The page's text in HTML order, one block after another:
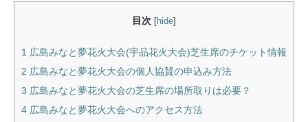
目次 [hide]
1 広島みなと夢花火大会(宇品花火大会)芝生席のチケット情報
2 広島みなと夢花火大会の個人協賛の申込み方法
3 広島みなと夢花火大会の芝生席の場所取りは必要？
4 広島みなと夢花火大会へのアクセス方法